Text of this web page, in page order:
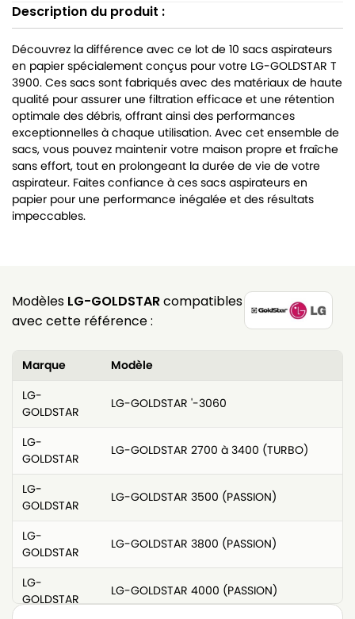
Description du produit :
Découvrez la différence avec ce lot de 10 sacs aspirateurs
en papier spécialement conçus pour votre LG-GOLDSTAR T
3900. Ces sacs sont fabriqués avec des matériaux de haute
qualité pour assurer une filtration efficace et une rétention
optimale des débris, offrant ainsi des performances
exceptionnelles à chaque utilisation. Avec cet ensemble de
sacs, vous pouvez maintenir votre maison propre et fraîche
sans effort, tout en prolongeant la durée de vie de votre
aspirateur. Faites confiance à ces sacs aspirateurs en
papier pour une performance inégalée et des résultats
impeccables.
Modèles LG-GOLDSTARcompatibles
avec cette référence :
Marque
Modèle
LG-
GOLDSTAR
LG-GOLDSTAR '-3060
LG-
GOLDSTAR
LG-GOLDSTAR 2700 à 3400 (TURBO)
LG-
GOLDSTAR
LG-GOLDSTAR 3500 (PASSION)
LG-
GOLDSTAR
LG-GOLDSTAR 3800 (PASSION)
LG-
GOLDSTAR
LG-GOLDSTAR 4000 (PASSION)